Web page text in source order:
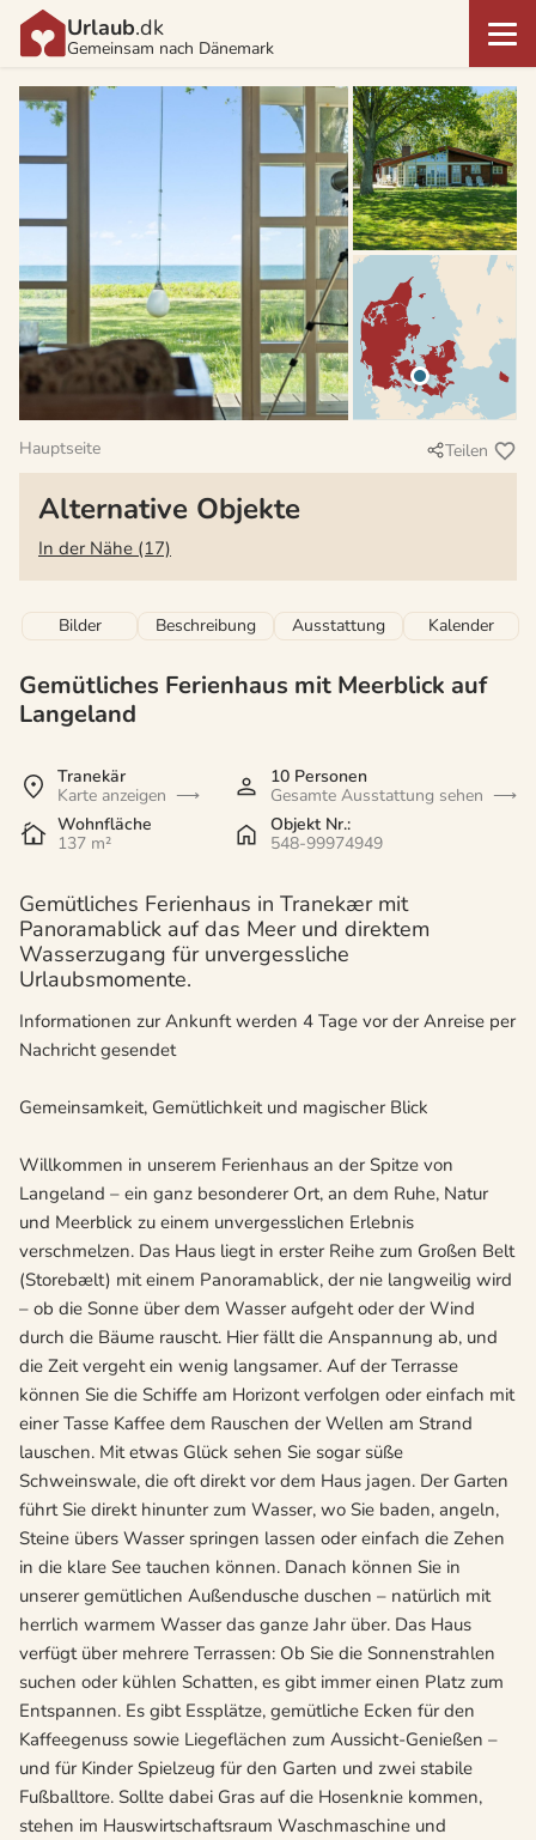
Urlaub.dk
Gemeinsam nach Dänemark
Hauptseite Teilen
Alternative Objekte
In der Nähe (17)
Bilder Beschreibung Ausstattung Kalender
Gemütliches Ferienhaus mit Meerblick auf
Langeland
Tranekär
Karte anzeigen
10 Personen
Gesamte Ausstattung sehen
Wohnfläche
137 m²
Objekt Nr.:
548-99974949
Gemütliches Ferienhaus in Tranekær mit
Panoramablick auf das Meer und direktem
Wasserzugang für unvergessliche
Urlaubsmomente.
Informationen zur Ankunft werden 4 Tage vor der Anreise per
Nachricht gesendet
Gemeinsamkeit, Gemütlichkeit und magischer Blick
Willkommen in unserem Ferienhaus an der Spitze von
Langeland – ein ganz besonderer Ort, an dem Ruhe, Natur
und Meerblick zu einem unvergesslichen Erlebnis
verschmelzen. Das Haus liegt in erster Reihe zum Großen Belt
(Storebælt) mit einem Panoramablick, der nie langweilig wird
– ob die Sonne über dem Wasser aufgeht oder der Wind
durch die Bäume rauscht. Hier fällt die Anspannung ab, und
die Zeit vergeht ein wenig langsamer. Auf der Terrasse
können Sie die Schiffe am Horizont verfolgen oder einfach mit
einer Tasse Kaffee dem Rauschen der Wellen am Strand
lauschen. Mit etwas Glück sehen Sie sogar süße
Schweinswale, die oft direkt vor dem Haus jagen. Der Garten
führt Sie direkt hinunter zum Wasser, wo Sie baden, angeln,
Steine übers Wasser springen lassen oder einfach die Zehen
in die klare See tauchen können. Danach können Sie in
unserer gemütlichen Außendusche duschen – natürlich mit
herrlich warmem Wasser das ganze Jahr über. Das Haus
verfügt über mehrere Terrassen: Ob Sie die Sonnenstrahlen
suchen oder kühlen Schatten, es gibt immer einen Platz zum
Entspannen. Es gibt Essplätze, gemütliche Ecken für den
Kaffeegenuss sowie Liegeflächen zum Aussicht-Genießen –
und für Kinder Spielzeug für den Garten und zwei stabile
Fußballtore. Sollte dabei Gras auf die Hosenknie kommen,
stehen im Hauswirtschaftsraum Waschmaschine und